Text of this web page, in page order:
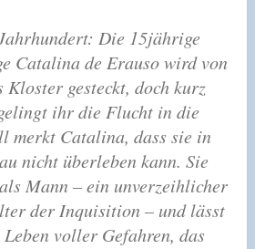
Die 15jährige
Catalina de Erauso wird von
gesteckt, doch kurz
ihr die Flucht in die
merkt Catalina, dass sie in
nicht überleben kann. Sie
Mann – ein unverzeihlicher
der Inquisition – und lässt
voller Gefahren, das